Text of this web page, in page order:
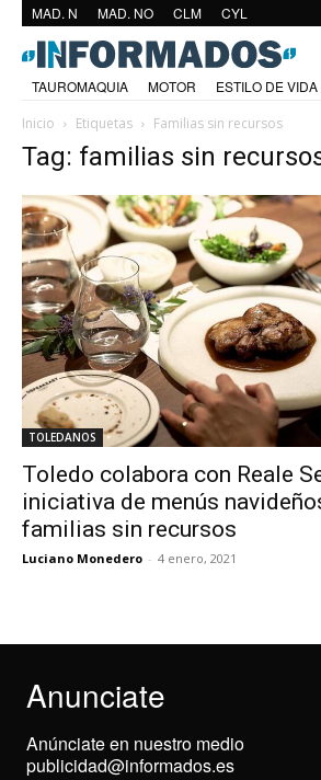
MAD. N MAD. NO CLM CYL
TAUROMAQUIA MOTOR
ESTILO DE VIDA
Inicio
Etiquetas Familias sin recursos
Tag: familias sin
TOLEDANOS
Toledo colabora con Reale
iniciativa de menús
familias sin recursos
Luciano Monedero - 4 enero, 2021
Anunciate
Anúnciate en nuestro medio
publicidad@informados.es